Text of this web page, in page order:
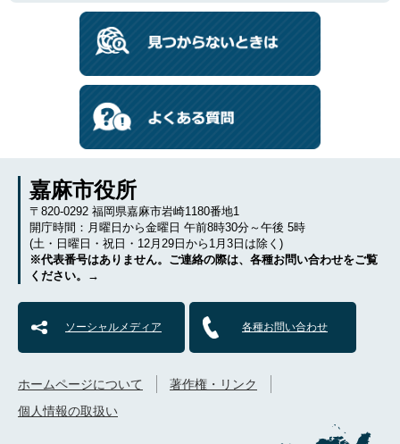
嘉麻市役所
〒820-0292 福岡県嘉麻市岩崎1180番地1
開庁時間：月曜日から金曜日 午前8時30分～午後 5時
(土・日曜日・祝日・12月29日から1月3日は除く)
※代表番号はありません。ご連絡の際は、各種お問い合わせをご覧
ください。→
ソーシャルメディア 各種お問い合わせ
ホームページについて
著作権・リンク
個人情報の取扱い